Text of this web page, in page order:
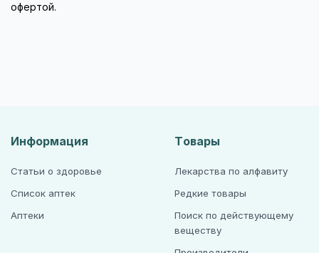
офертой.
Информация
Статьи о здоровье
Список аптек
Аптеки
Товары
Лекарства по алфавиту
Редкие товары
Поиск по действующему
веществу